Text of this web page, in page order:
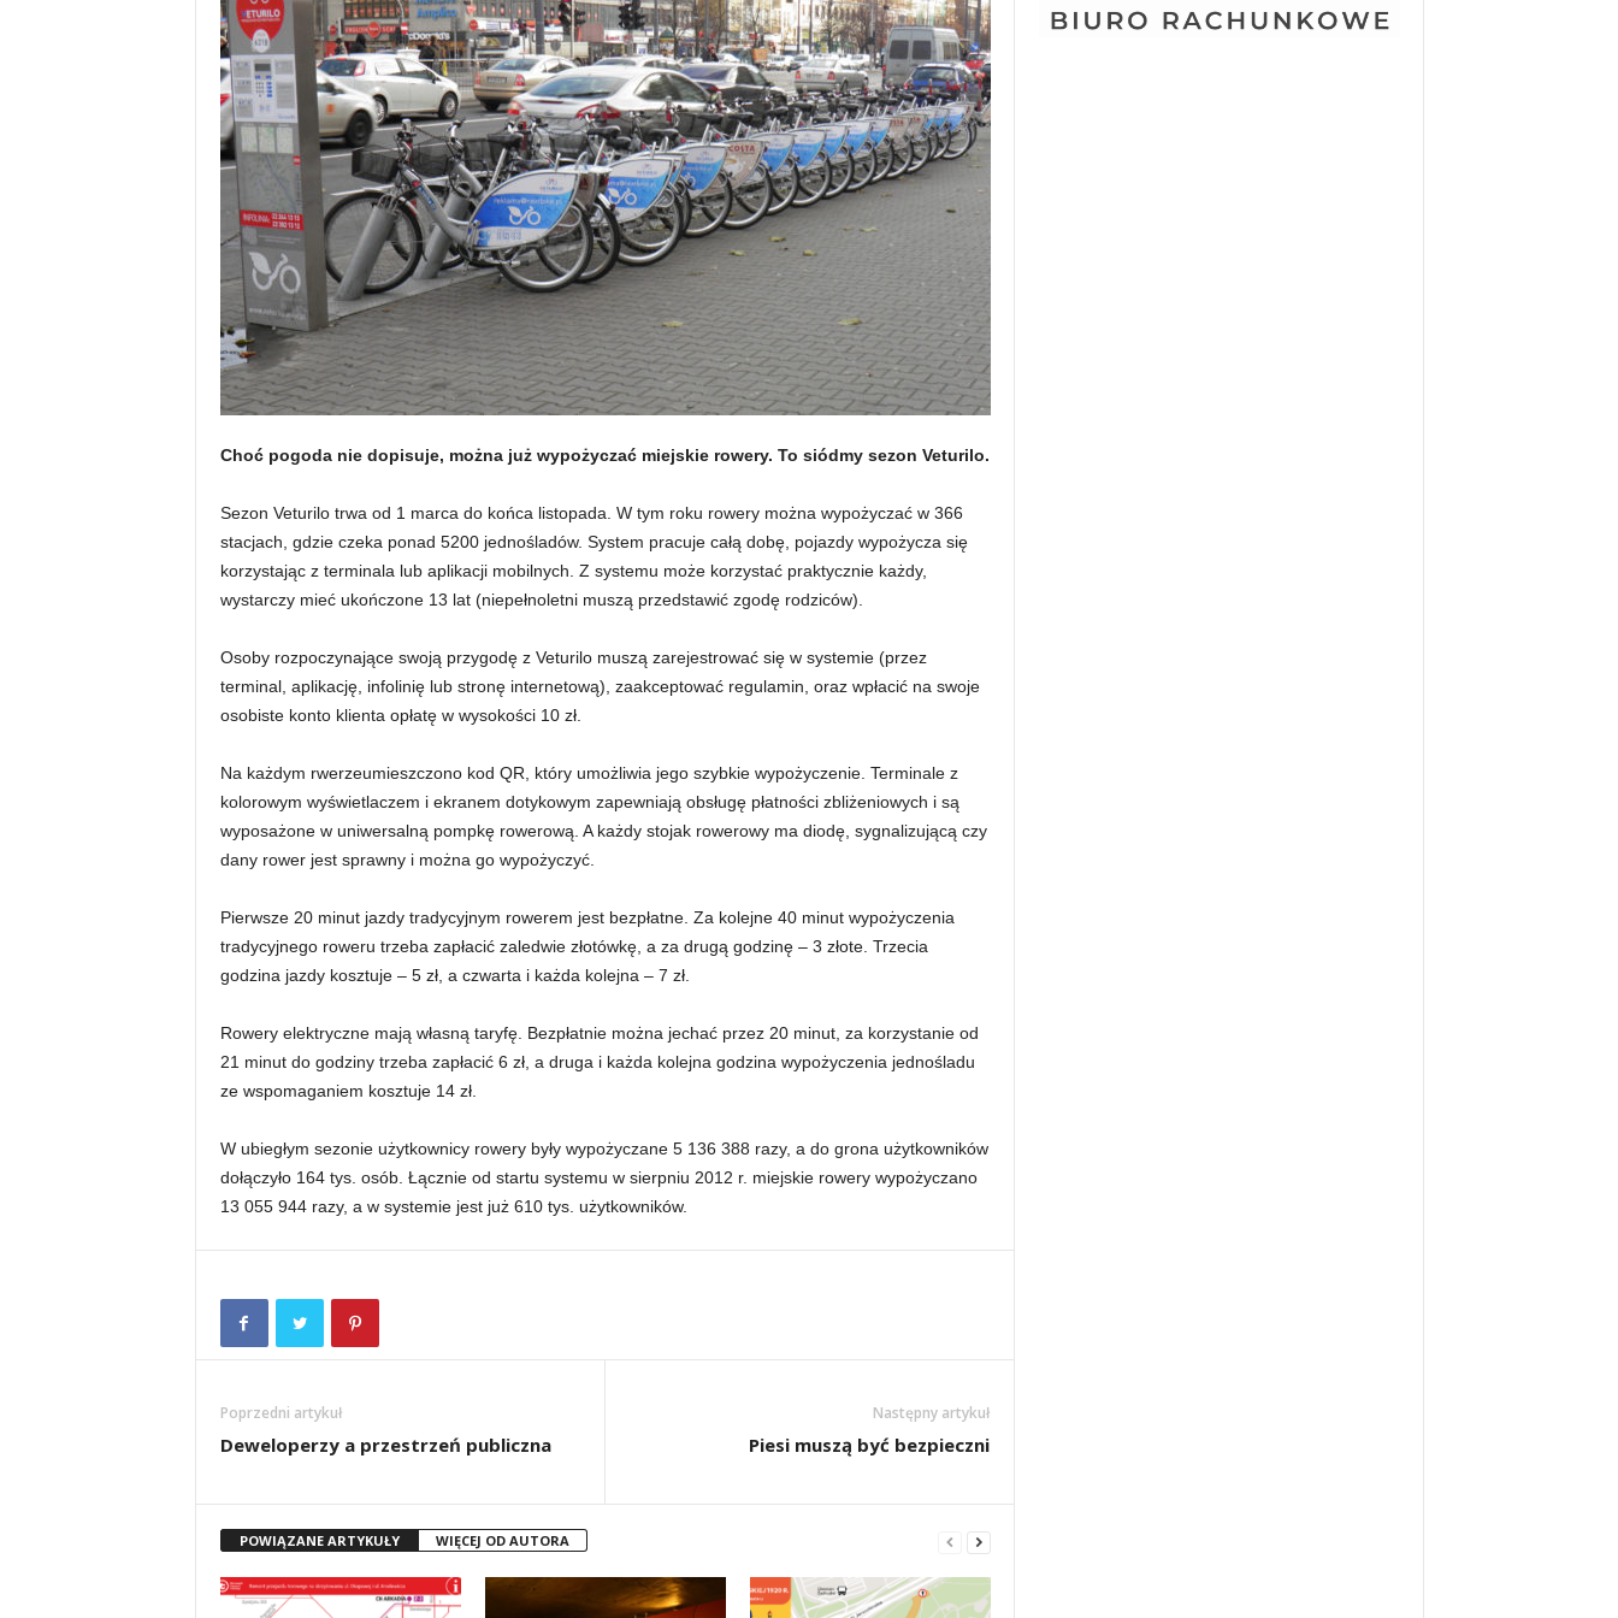
Choć pogoda nie dopisuje, można już wypożyczać miejskie rowery. To siódmy sezon Veturilo.
Sezon Veturilo trwa od 1 marca do końca listopada. W tym roku rowery można wypożyczać w 366
stacjach, gdzie czeka ponad 5200 jednośladów. System pracuje całą dobę, pojazdy wypożycza się
korzystając z terminala lub aplikacji mobilnych. Z systemu może korzystać praktycznie każdy,
wystarczy mieć ukończone 13 lat (niepełnoletni muszą przedstawić zgodę rodziców).
Osoby rozpoczynające swoją przygodę z Veturilo muszą zarejestrować się w systemie (przez
terminal, aplikację, infolinię lub stronę internetową), zaakceptować regulamin, oraz wpłacić na swoje
osobiste konto klienta opłatę w wysokości 10 zł.
Na każdym rwerzeumieszczono kod QR, który umożliwia jego szybkie wypożyczenie. Terminale z
kolorowym wyświetlaczem i ekranem dotykowym zapewniają obsługę płatności zbliżeniowych i są
wyposażone w uniwersalną pompkę rowerową. A każdy stojak rowerowy ma diodę, sygnalizującą czy
dany rower jest sprawny i można go wypożyczyć.
Pierwsze 20 minut jazdy tradycyjnym rowerem jest bezpłatne. Za kolejne 40 minut wypożyczenia
tradycyjnego roweru trzeba zapłacić zaledwie złotówkę, a za drugą godzinę – 3 złote. Trzecia
godzina jazdy kosztuje – 5 zł, a czwarta i każda kolejna – 7 zł.
Rowery elektryczne mają własną taryfę. Bezpłatnie można jechać przez 20 minut, za korzystanie od
21 minut do godziny trzeba zapłacić 6 zł, a druga i każda kolejna godzina wypożyczenia jednośladu
ze wspomaganiem kosztuje 14 zł.
W ubiegłym sezonie użytkownicy rowery były wypożyczane 5 136 388 razy, a do grona użytkowników
dołączyło 164 tys. osób. Łącznie od startu systemu w sierpniu 2012 r. miejskie rowery wypożyczano
13 055 944 razy, a w systemie jest już 610 tys. użytkowników.
Poprzedni artykuł
Deweloperzy a przestrzeń publiczna
Następny artykuł
Piesi muszą być bezpieczni
POWIĄZANE ARTYKUŁY WIĘCEJ OD AUTORA